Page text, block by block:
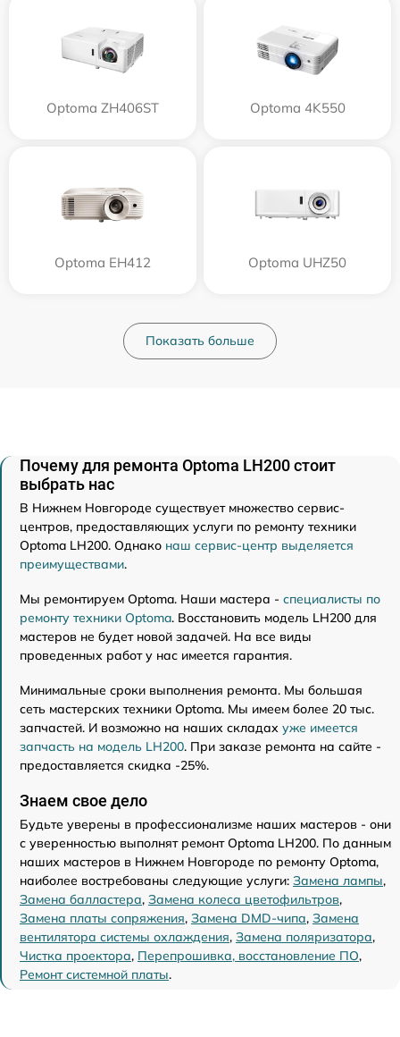
Optoma ZH406ST Optoma 4K550
Optoma EH412 Optoma UHZ50
Показать больше
Почему для ремонта Optoma LH200 стоит
выбрать нас
В Нижнем Новгороде существует множество сервис-
центров, предоставляющих услуги по ремонту техники
Optoma LH200. Однако наш сервис-центр выделяется
преимуществами.
Мы ремонтируем Optoma. Наши мастера - специалисты по
ремонту техники Optoma. Восстановить модель LH200 для
мастеров не будет новой задачей. На все виды
проведенных работ у нас имеется гарантия.
Минимальные сроки выполнения ремонта. Мы большая
сеть мастерских техники Optoma. Мы имеем более 20 тыс.
запчастей. И возможно на наших складах уже имеется
запчасть на модель LH200. При заказе ремонта на сайте -
предоставляется скидка -25%.
Знаем свое дело
Будьте уверены в профессионализме наших мастеров - они
с уверенностью выполнят ремонт Optoma LH200. По данным
наших мастеров в Нижнем Новгороде по ремонту Optoma,
наиболее востребованы следующие услуги: Замена лампы,
Замена балластера, Замена колеса цветофильтров,
Замена платы сопряжения, Замена DMD-чипа, Замена
вентилятора системы охлаждения, Замена поляризатора,
Чистка проектора, Перепрошивка, восстановление ПО,
Ремонт системной платы.